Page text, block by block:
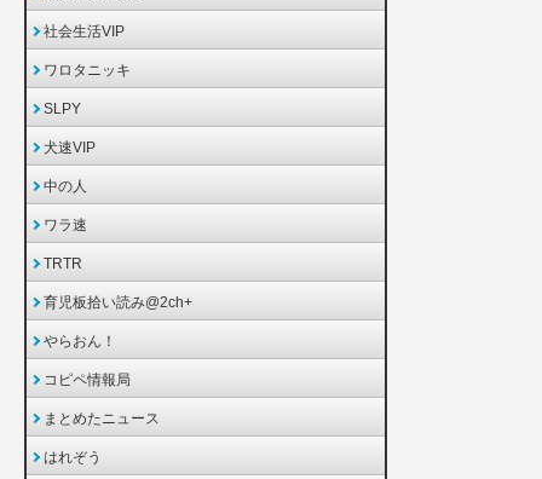
社会生活VIP
ワロタニッキ
SLPY
犬速VIP
中の人
ワラ速
TRTR
育児板拾い読み@2ch+
やらおん！
コピペ情報局
まとめたニュース
はれぞう